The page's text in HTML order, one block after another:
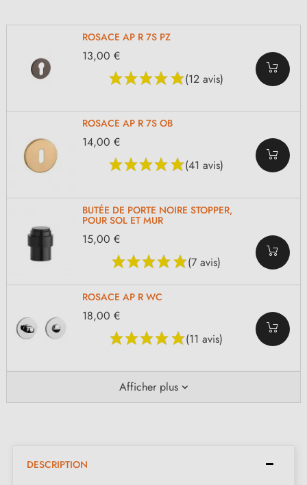
ROSACE AP R 7S PZ
(12 avis)
13,00 €
ROSACE AP R 7S OB
(41 avis)
14,00 €
BUTÉE DE PORTE NOIRE STOPPER,
POUR SOL ET MUR
(7 avis)
15,00 €
ROSACE AP R WC
(11 avis)
18,00 €
Afficher plus
DESCRIPTION